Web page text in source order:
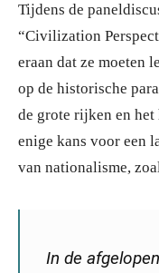
Tijdens de
“Civilization
eraan dat ze moeten
op de historische
de grote rijken en het
enige kans voor een
van nationalisme,
In de